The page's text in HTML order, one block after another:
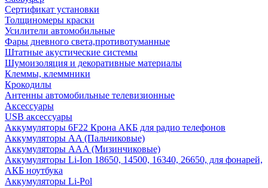
Сертификат установки
Толщиномеры краски
Усилители автомобильные
Фары дневного света,противотуманные
Штатные акустические системы
Шумоизоляция и декоративные материалы
Клеммы, клеммники
Крокодилы
Антенны автомобильные телевизионные
Аксессуары
USB аксессуары
Аккумуляторы 6F22 Крона АКБ для радио телефонов
Аккумуляторы AA (Пальчиковые)
Аккумуляторы AAA (Мизинчиковые)
Аккумуляторы Li-Ion 18650, 14500, 16340, 26650, для фонарей,
АКБ ноутбука
Аккумуляторы Li-Pol